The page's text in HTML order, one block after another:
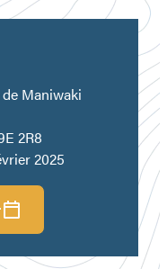
2025
Maniwaki
2R8